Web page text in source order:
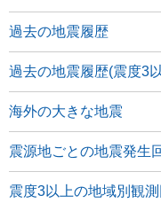
過去の地震履歴
過去の地震履歴(震度3
海外の大きな地震
震源地ごとの地震発生
震度3以上の地域別観